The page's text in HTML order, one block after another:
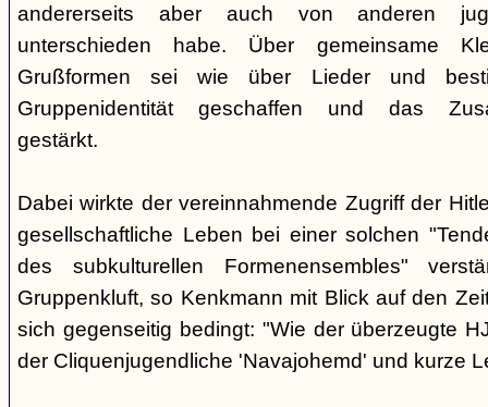
andererseits aber auch von anderen
unterschieden habe. Über gemeinsame
Grußformen sei wie über Lieder und
Gruppenidentität geschaffen und das
gestärkt.
Dabei wirkte der vereinnahmende Zugriff der
gesellschaftliche Leben bei einer solchen
des subkulturellen Formenensembles"
Gruppenkluft, so Kenkmann mit Blick auf den
sich gegenseitig bedingt: "Wie der überzeugte
der Cliquenjugendliche 'Navajohemd' und kurze